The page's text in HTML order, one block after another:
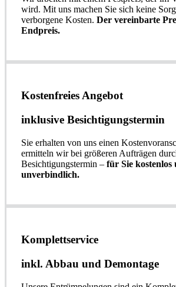
wird. Mit uns machen Sie sich keine
verborgene Kosten. Der vereinbarte
Endpreis.
Kostenfreies Angebot
inklusive Besichtigungstermin
Sie erhalten von uns einen
ermitteln wir bei größeren Aufträgen
Besichtigungstermin – für Sie kostenlos
unverbindlich.
Komplettservice​
inkl. Abbau und Demontage​